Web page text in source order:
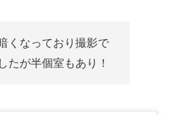
くなっており撮影で
たが半個室もあり！